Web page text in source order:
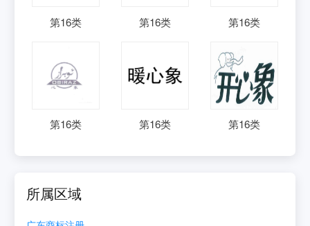
第16类 第16类 第16类
第16类 第16类 第16类
所属区域